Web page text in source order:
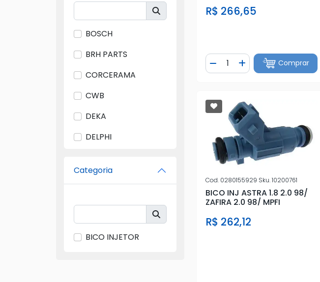
BOSCH
BRH PARTS
CORCERAMA
CWB
DEKA
DELPHI
DINPAR
DS
Categoria
BICO INJETOR
R$ 266,65
Diminuir Quantidade
Quantidade
Adicionar Quantidade
Comprar
Cod. 0280155929 Sku.10200761
BICO INJ ASTRA 1.8 2.0 98/
ZAFIRA 2.0 98/ MPFI
R$ 262,12